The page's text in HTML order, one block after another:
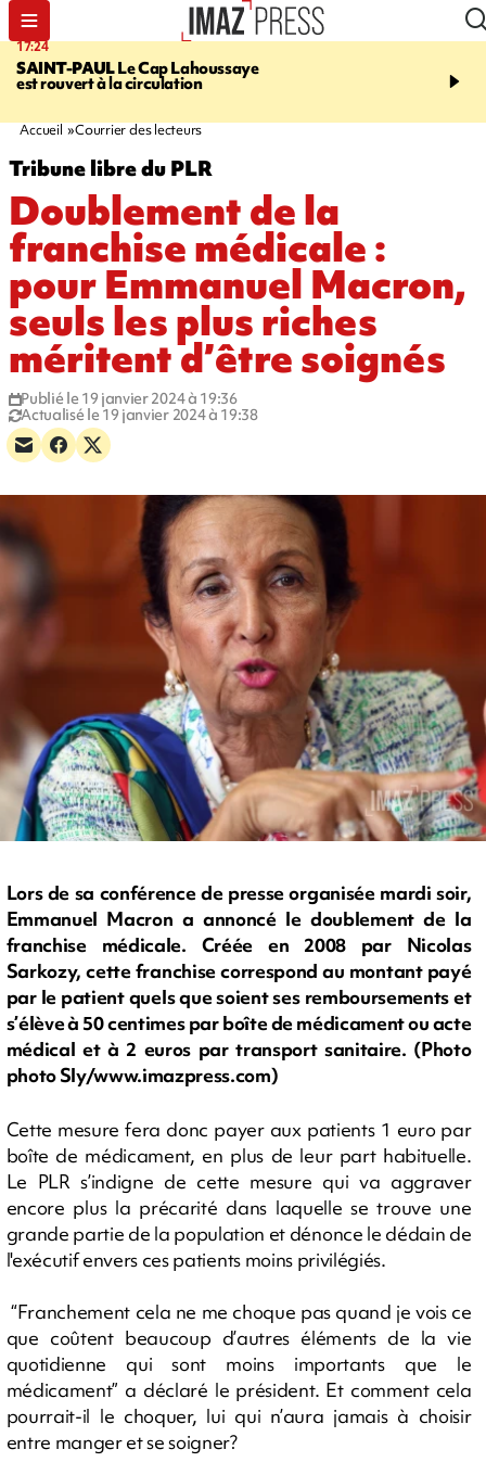
17:24
SAINT-PAULLe Cap Lahoussaye
est rouvert à la circulation
19:49
Quentin Dumontier, sa
Accueil Courrier des lecteurs
Tribune libre du PLR
Doublement de la
franchise médicale :
pour Emmanuel Macron,
seuls les plus riches
méritent d’être soignés
Publié le 19 janvier 2024 à 19:36
Actualisé le 19 janvier 2024 à 19:38
Lors de sa conférence de presse organisée mardi soir,
Emmanuel Macron a annoncé le doublement de la
franchise médicale. Créée en 2008 par Nicolas
Sarkozy, cette franchise correspond au montant payé
par le patient quels que soient ses remboursements et
s’élève à 50 centimes par boîte de médicament ou acte
médical et à 2 euros par transport sanitaire. (Photo
photo Sly/www.imazpress.com)
Cette mesure fera donc payer aux patients 1 euro par
boîte de médicament, en plus de leur part habituelle.
Le PLR s’indigne de cette mesure qui va aggraver
encore plus la précarité dans laquelle se trouve une
grande partie de la population et dénonce le dédain de
l'exécutif envers ces patients moins privilégiés.
“Franchement cela ne me choque pas quand je vois ce
que coûtent beaucoup d’autres éléments de la vie
quotidienne qui sont moins importants que le
médicament” a déclaré le président. Et comment cela
pourrait-il le choquer, lui qui n’aura jamais à choisir
entre manger et se soigner?